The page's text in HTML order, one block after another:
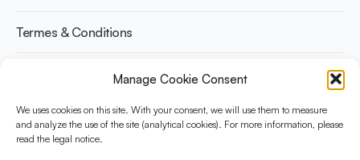
Manage Cookie Consent
We uses cookies on this site. With your consent, we will use them to measure
and analyze the use of the site (analytical cookies). For more information, please
read the legal notice.
Termes & Conditions
YINI (The Yogurt in Nutrition Initiative) est financée par le
Danone Institute International. Elle vise à évaluer et partager les
preuves actuelles sur la place du yaourt dans les régimes